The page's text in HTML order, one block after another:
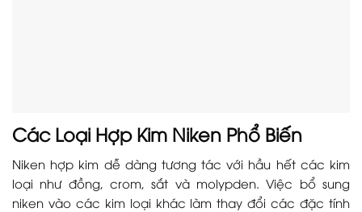
Các Loại Hợp Kim Niken Phổ Biến
Niken hợp kim dễ dàng tương tác với hầu hết các kim
loại như đồng, crom, sắt và molypden. Việc bổ sung
niken vào các kim loại khác làm thay đổi các đặc tính